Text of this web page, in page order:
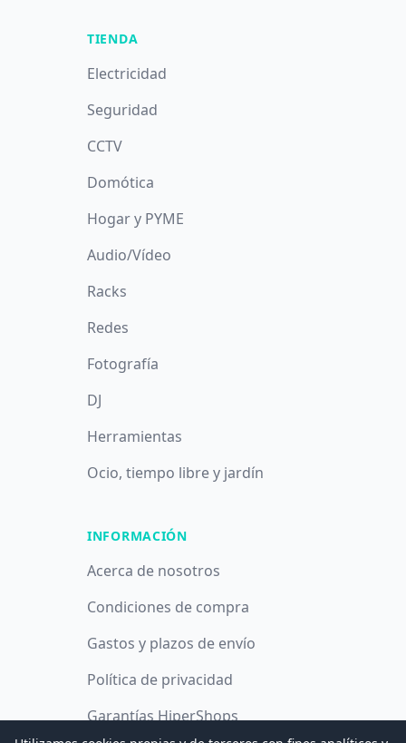
TIENDA
Electricidad
Seguridad
CCTV
Domótica
Hogar y PYME
Audio/Vídeo
Racks
Redes
Fotografía
DJ
Herramientas
Ocio, tiempo libre y jardín
INFORMACIÓN
Acerca de nosotros
Condiciones de compra
Gastos y plazos de envío
Política de privacidad
Garantías HiperShops